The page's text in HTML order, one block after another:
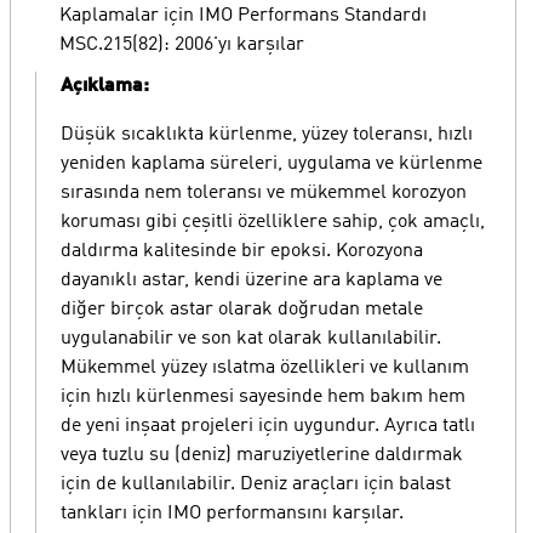
Kaplamalar için IMO Performans Standardı
MSC.215(82): 2006'yı karşılar
Açıklama:
Düşük sıcaklıkta kürlenme, yüzey toleransı, hızlı
yeniden kaplama süreleri, uygulama ve kürlenme
sırasında nem toleransı ve mükemmel korozyon
koruması gibi çeşitli özelliklere sahip, çok amaçlı,
daldırma kalitesinde bir epoksi. Korozyona
dayanıklı astar, kendi üzerine ara kaplama ve
diğer birçok astar olarak doğrudan metale
uygulanabilir ve son kat olarak kullanılabilir.
Mükemmel yüzey ıslatma özellikleri ve kullanım
için hızlı kürlenmesi sayesinde hem bakım hem
de yeni inşaat projeleri için uygundur. Ayrıca tatlı
veya tuzlu su (deniz) maruziyetlerine daldırmak
için de kullanılabilir. Deniz araçları için balast
tankları için IMO performansını karşılar.